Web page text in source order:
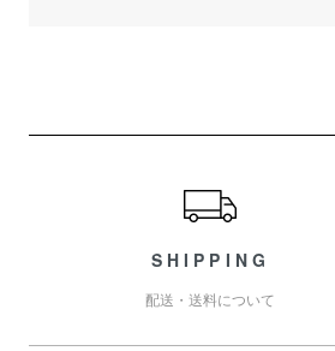
SHIPPING
配送・送料について